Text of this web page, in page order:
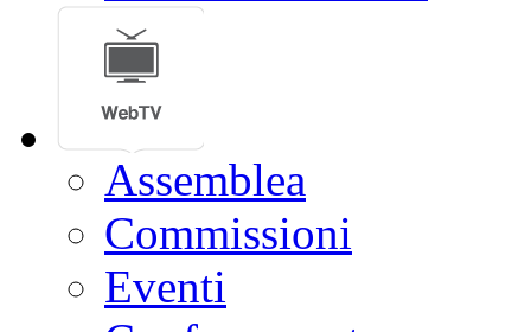
Calendario settimanale
Resoconti
Audizioni
Notizie sui lavori